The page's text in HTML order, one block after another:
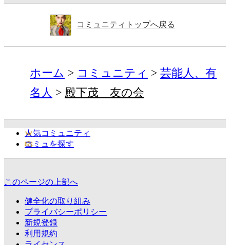
コミュニティトップへ戻る
ホーム コミュニティ
芸能人、有
名人
殿下茂 友の会
人気コミュニティ
コミュを探す
このページの上部へ
健全化の取り組み
プライバシーポリシー
新規登録
利用規約